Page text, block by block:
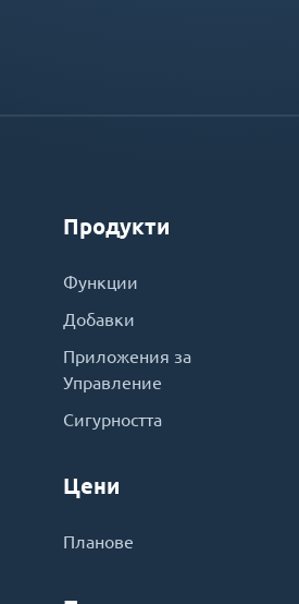
Продукти
Функции
Добавки
Приложения за
Управление
Сигурността
Цени
Планове